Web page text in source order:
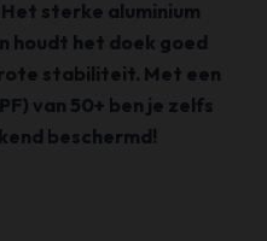
sterke aluminium
houdt het doek goed
stabiliteit. Met een
van 50+ ben je zelfs
beschermd!